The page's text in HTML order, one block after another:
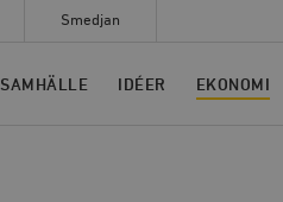
Smedjan
SAMHÄLLE IDÉER EKONOMI